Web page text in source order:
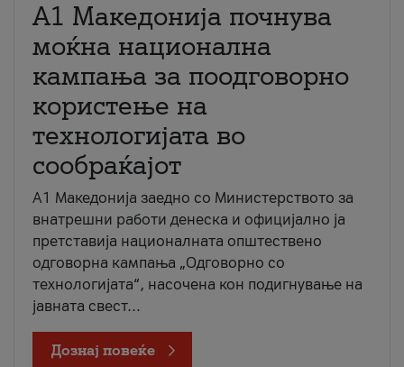
A1 Македонија почнува
моќна национална
кампања за поодговорно
користење на
технологијата во
сообраќајот
A1 Македонија заедно со Министерството за
внатрешни работи денеска и официјално ја
претставија националната општествено
одговорна кампања „Одговорно со
технологијата“, насочена кон подигнување на
јавната свест...
Дознај повеќе